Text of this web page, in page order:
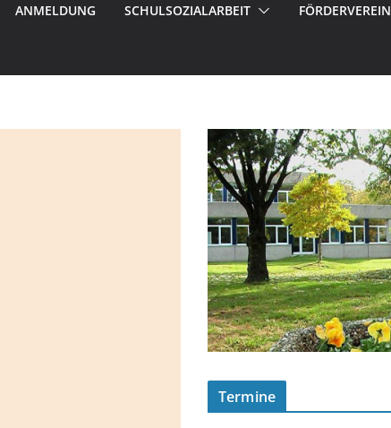
ANMELDUNG SCHULSOZIALARBEIT FÖRDERVEREIN
Termine